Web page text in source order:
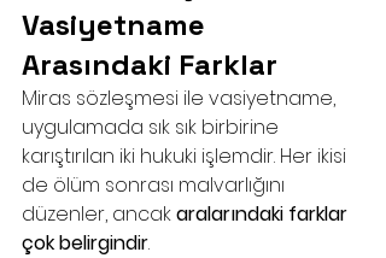
Vasiyetname
Arasındaki Farklar
Miras sözleşmesi ile vasiyetname,
uygulamada sık sık birbirine
karıştırılan iki hukuki işlemdir. Her ikisi
de ölüm sonrası malvarlığını
düzenler, ancak aralarındaki farklar
çok belirgindir.